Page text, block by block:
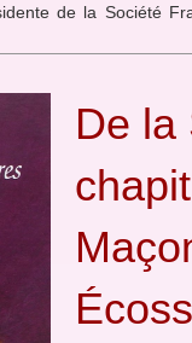
de la Société
De la